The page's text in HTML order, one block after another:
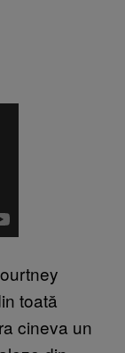
toată
cineva un